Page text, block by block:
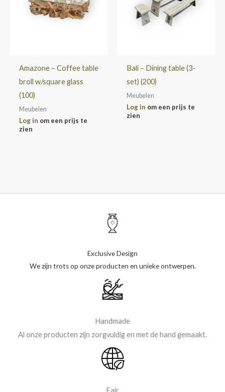
Amazone – Coffee table
broll w/square glass
(100)
Meubelen
Log in om een prijs te
zien
Bali – Dining table (3-
set) (200)
Meubelen
Log in om een prijs te
zien
Exclusive Design
We zijn trots op onze producten en unieke ontwerpen.
Handmade
Al onze producten zijn zorgvuldig en met de hand gemaakt.
Fair